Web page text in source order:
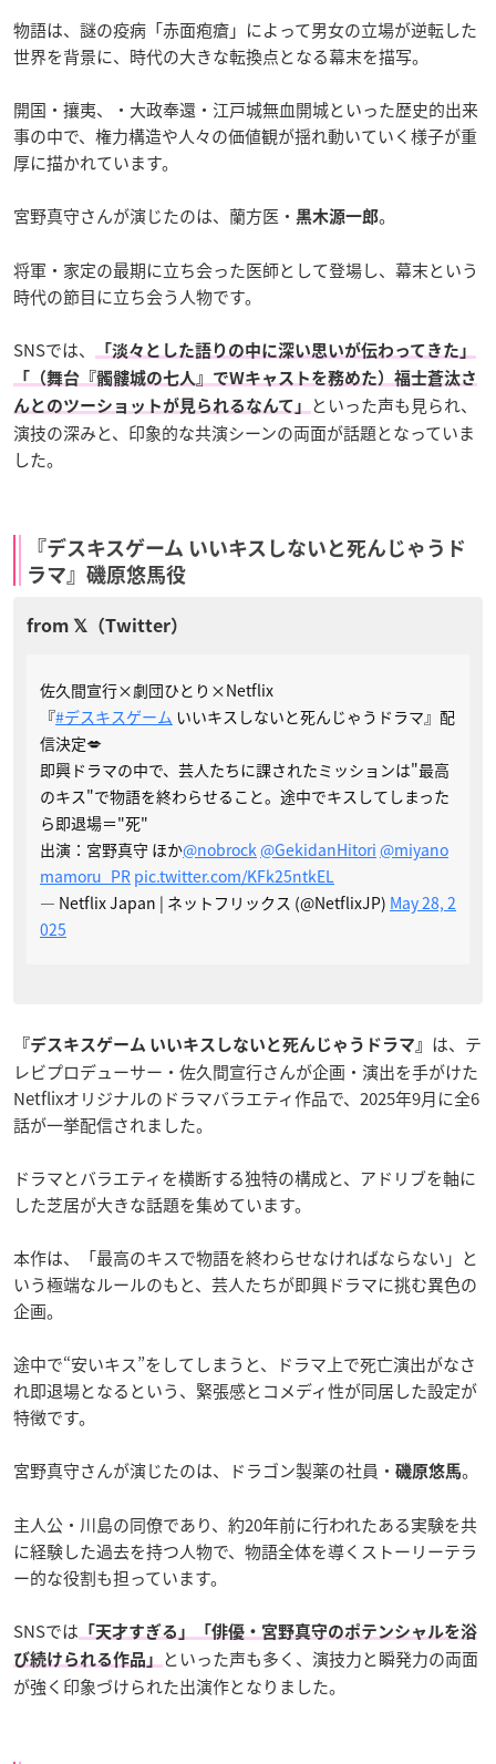
物語は、謎の疫病「赤面疱瘡」によって男女の立場が逆転した
世界を背景に、時代の大きな転換点となる幕末を描写。
開国・攘夷、・大政奉還・江戸城無血開城といった歴史的出来
事の中で、権力構造や人々の価値観が揺れ動いていく様子が重
厚に描かれています。
宮野真守さんが演じたのは、蘭方医・ 黒木源一郎。
将軍・家定の最期に立ち会った医師として登場し、幕末という
時代の節目に立ち会う人物です。
SNSでは、
「淡々とした語りの中に深い思いが伝わってきた」
「（舞台『髑髏城の七人』でWキャストを務めた）福士蒼汰さ
んとのツーショットが見られるなんて」
といった声も見られ、
演技の深みと、印象的な共演シーンの両面が話題となっていま
した。
『デスキスゲーム いいキスしないと死んじゃうド
ラマ』磯原悠馬役
佐久間宣行×劇団ひとり×Netflix
『#デスキスゲーム いいキスしないと死んじゃうドラマ』配
信決定💋
即興ドラマの中で、芸人たちに課されたミッションは"最高
のキス"で物語を終わらせること。途中でキスしてしまった
ら即退場＝"死"
出演：宮野真守 ほか@nobrock@GekidanHitori @miyano
mamoru_PR pic.twitter.com/KFk25ntkEL
— Netflix Japan | ネットフリックス (@NetflixJP) May 28, 2
025
『デスキスゲーム いいキスしないと死んじゃうドラマ』 は、テ
レビプロデューサー・佐久間宣行さんが企画・演出を手がけた
Netflixオリジナルのドラマバラエティ作品で、2025年9月に全6
話が一挙配信されました。
ドラマとバラエティを横断する独特の構成と、アドリブを軸に
した芝居が大きな話題を集めています。
本作は、「最高のキスで物語を終わらせなければならない」と
いう極端なルールのもと、芸人たちが即興ドラマに挑む異色の
企画。
途中で“安いキス”をしてしまうと、ドラマ上で死亡演出がなさ
れ即退場となるという、緊張感とコメディ性が同居した設定が
特徴です。
宮野真守さんが演じたのは、ドラゴン製薬の社員・ 磯原悠馬。
主人公・川島の同僚であり、約20年前に行われたある実験を共
に経験した過去を持つ人物で、物語全体を導くストーリーテラ
ー的な役割も担っています。
SNSでは 「天才すぎる」「俳優・宮野真守のポテンシャルを浴
び続けられる作品」
といった声も多く、演技力と瞬発力の両面
が強く印象づけられた出演作となりました。